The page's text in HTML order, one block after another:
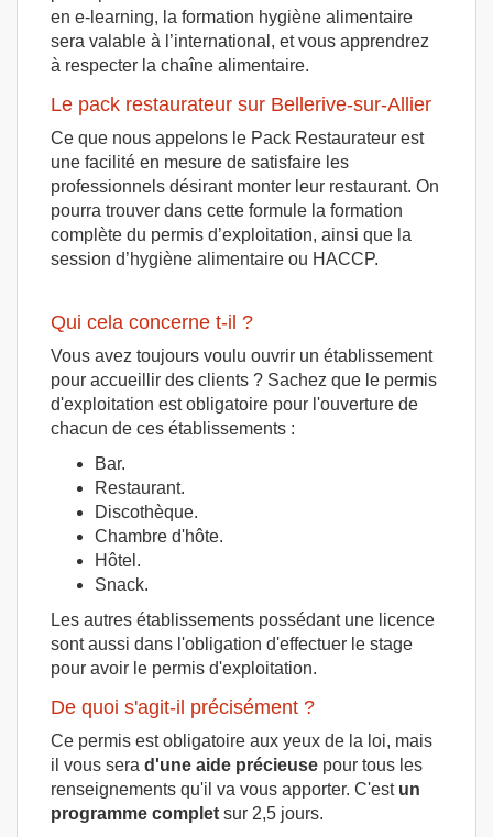
en e-learning, la formation hygiène alimentaire
sera valable à l’international, et vous apprendrez
à respecter la chaîne alimentaire.
Le pack restaurateur sur Bellerive-sur-Allier
Ce que nous appelons le Pack Restaurateur est
une facilité en mesure de satisfaire les
professionnels désirant monter leur restaurant. On
pourra trouver dans cette formule la formation
complète du permis d’exploitation, ainsi que la
session d’hygiène alimentaire ou HACCP.
Qui cela concerne t-il ?
Vous avez toujours voulu ouvrir un établissement
pour accueillir des clients ? Sachez que le permis
d'exploitation est obligatoire pour l'ouverture de
chacun de ces établissements :
Bar.
Restaurant.
Discothèque.
Chambre d'hôte.
Hôtel.
Snack.
Les autres établissements possédant une licence
sont aussi dans l'obligation d'effectuer le stage
pour avoir le permis d'exploitation.
De quoi s'agit-il précisément ?
Ce permis est obligatoire aux yeux de la loi, mais
il vous sera d'une aide précieuse pour tous les
renseignements qu'il va vous apporter. C'estun
programme complet sur 2,5 jours.